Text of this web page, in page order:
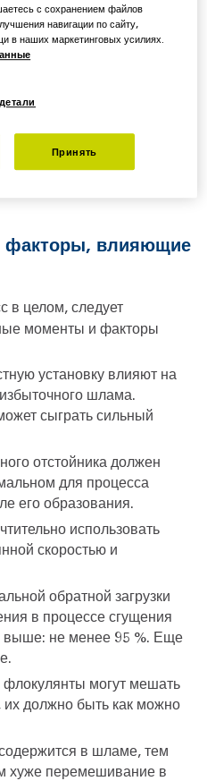
факторы, влияющие
в целом, следует
моменты и факторы
установку влияют на
шлама.
сыграть сильный
отстойника должен
для процесса
его образования.
использовать
скоростью и
обратной загрузки
в процессе сгущения
выше: не менее 95 %. Еще
могут мешать
должно быть как можно
в шламе, тем
хуже перемешивание в
с сохранением файлов
навигации по сайту,
в наших маркетинговых усилиях.
Принять